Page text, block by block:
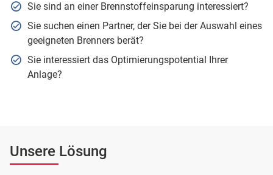
Sie sind an einer Brennstoffeinsparung interessiert?
Sie suchen einen Partner, der Sie bei der Auswahl eines
geeigneten Brenners berät?
Sie interessiert das Optimierungspotential Ihrer
Anlage?
Unsere Lösung